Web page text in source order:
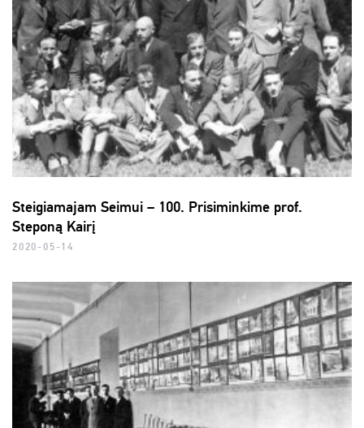
Steigiamajam Seimui – 100. Prisiminkime prof.
Steponą Kairį
2020-05-14